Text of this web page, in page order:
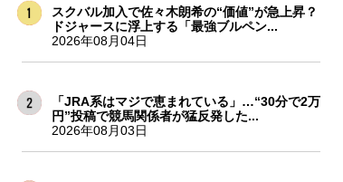
スクバル加入で佐々木朗希の“価値”が急上昇？
ドジャースに浮上する「最強ブルペン...
2026年08月04日
「JRA系はマジで恵まれている」…“30分で2万
円”投稿で競馬関係者が猛反発した...
2026年08月03日